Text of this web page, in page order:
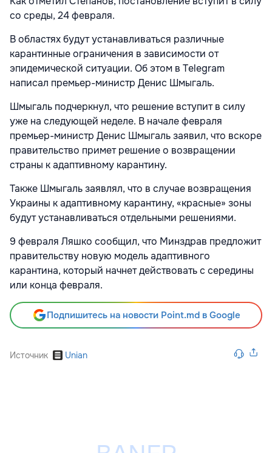
со среды, 24 февраля.
В областях будут устанавливаться различные
карантинные ограничения в зависимости от
эпидемической ситуации. Об этом в Telegram
написал премьер-министр Денис Шмыгаль.
Шмыгаль подчеркнул, что решение вступит в силу
уже на следующей неделе. В начале февраля
премьер-министр Денис Шмыгаль заявил, что вскоре
правительство примет решение о возвращении
страны к адаптивному карантину.
Также Шмыгаль заявлял, что в случае возвращения
Украины к адаптивному карантину, «красные» зоны
будут устанавливаться отдельными решениями.
9 февраля Ляшко сообщил, что Минздрав предложит
правительству новую модель адаптивного
карантина, который начнет действовать с середины
или конца февраля.
Подпишитесь на новости Point.md в Google
Источник Unian